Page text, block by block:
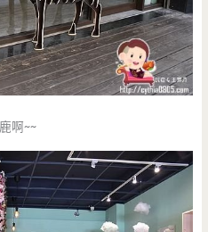
啊~~